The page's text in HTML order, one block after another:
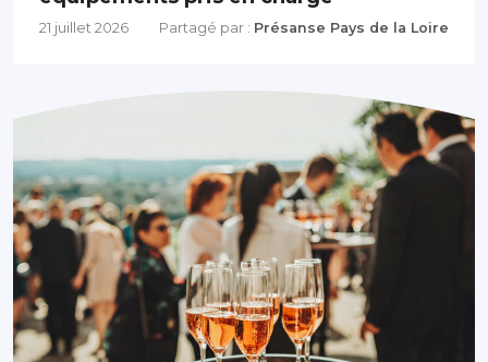
21 juillet 2026 Partagé par : Présanse Pays de la Loire